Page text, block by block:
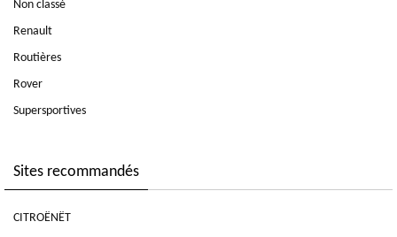
Non classé
Renault
Routières
Rover
Supersportives
Sites recommandés
CITROËNËT